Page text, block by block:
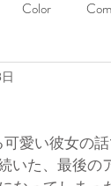
Color
愛い彼女の
いた、最後